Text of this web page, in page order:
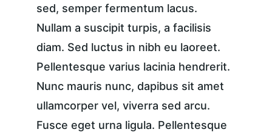
sed, semper fermentum lacus.
Nullam a suscipit turpis, a facilisis
diam. Sed luctus in nibh eu laoreet.
Pellentesque varius lacinia hendrerit.
Nunc mauris nunc, dapibus sit amet
ullamcorper vel, viverra sed arcu.
Fusce eget urna ligula. Pellentesque